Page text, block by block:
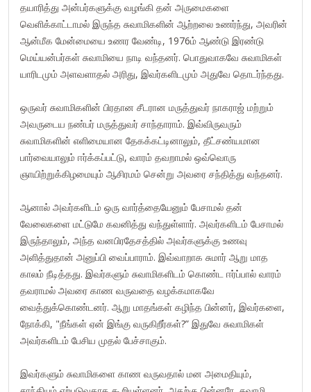
தயாரித்து அன்பர்களுக்கு வழங்கி தன் அருமைகளை
வெளிக்காட்டாமல் இருந்த சுவாமிகளின் ஆற்றலை உணர்ந்து, அவரின்
ஆன்மீக மேன்மையை உணர வேண்டி, 1976ம் ஆண்டு இரண்டு
மெய்யன்பர்கள் சுவாமியை நாடி வந்தனர். பொதுவாகவே சுவாமிகள்
யாரிடமும் அளவளாதல் அரிது, இவர்களிடமும் அதுவே தொடர்ந்தது.
ஒருவர் சுவாமிகளின் பிரதான சீடரான மருத்துவர் நாகராஜ் மற்றும்
அவருடைய நண்பர் மருத்துவர் சாந்தாராம். இவ்விருவரும்
சுவாமிகளின் எளிமையான தேகக்கட்டினாலும், தீட்சண்யமான
பார்வையாலும் ஈர்க்கப்பட்டு, வாரம் தவறாமல் ஒவ்வொரு
ஞாயிற்றுக்கிழமையும் ஆசிரமம் சென்று அவரை சந்தித்து வந்தனர்.
ஆனால் அவர்களிடம் ஒரு வார்த்தையேனும் பேசாமல் தன்
வேலைகளை மட்டுமே கவனித்து வந்துள்ளார். அவர்களிடம் பேசாமல்
இருந்தாலும், அந்த வனபிரதேசத்தில் அவர்களுக்கு உணவு
அளித்துதான் அனுப்பி வைப்பாராம். இவ்வாறாக சுமார் ஆறு மாத
காலம் நீடித்தது. இவர்களும் சுவாமிகளிடம் கொண்ட ஈர்ப்பால் வாரம்
தவராமல் அவரை காண வருவதை வழக்கமாகவே
வைத்துக்கொண்டனர். ஆறு மாதங்கள் கழிந்த பின்னர், இவர்களை,
நோக்கி, "நீங்கள் ஏன் இங்கு வருகிறீர்கள்?” இதுவே சுவாமிகள்
அவர்களிடம் பேசிய முதல் பேச்சாகும்.
இவர்களும் சுவாமிகளை காண வருவதால் மன அமைதியும்,